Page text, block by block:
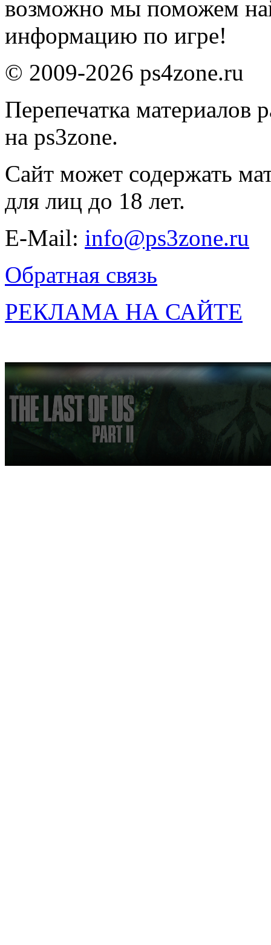
возможно мы поможем
информацию по игре!
© 2009-2026 ps4zone.ru
Перепечатка материалов
на ps3zone.
Сайт может содержать
для лиц до 18 лет.
E-Mail: info@ps3zone.ru
Обратная связь
РЕКЛАМА НА САЙТЕ